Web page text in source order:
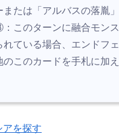
または「アルバスの落胤
このターンに融合モン
れている場合、エンドフ
このカードを手札に加え
アを探す